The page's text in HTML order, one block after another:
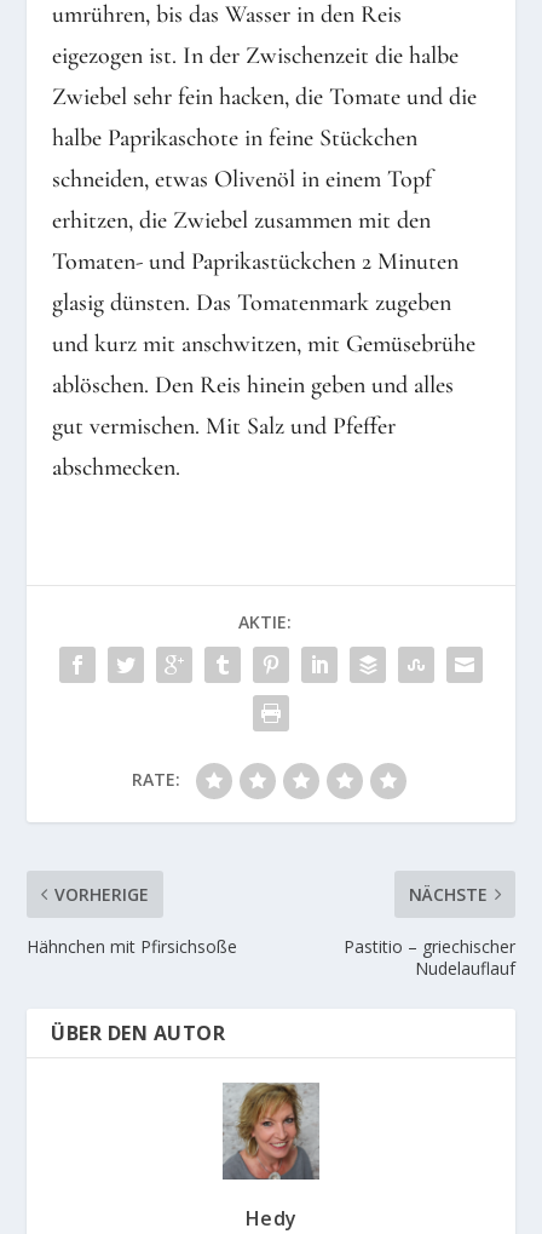
umrühren, bis das Wasser in den Reis
eigezogen ist. In der Zwischenzeit die halbe
Zwiebel sehr fein hacken, die Tomate und die
halbe Paprikaschote in feine Stückchen
schneiden, etwas Olivenöl in einem Topf
erhitzen, die Zwiebel zusammen mit den
Tomaten- und Paprikastückchen 2 Minuten
glasig dünsten. Das Tomatenmark zugeben
und kurz mit anschwitzen, mit Gemüsebrühe
ablöschen. Den Reis hinein geben und alles
gut vermischen. Mit Salz und Pfeffer
abschmecken.
AKTIE:
RATE:
VORHERIGE
Hähnchen mit Pfirsichsoße
NÄCHSTE
Pastitio – griechischer
Nudelauflauf
ÜBER DEN AUTOR
Hedy